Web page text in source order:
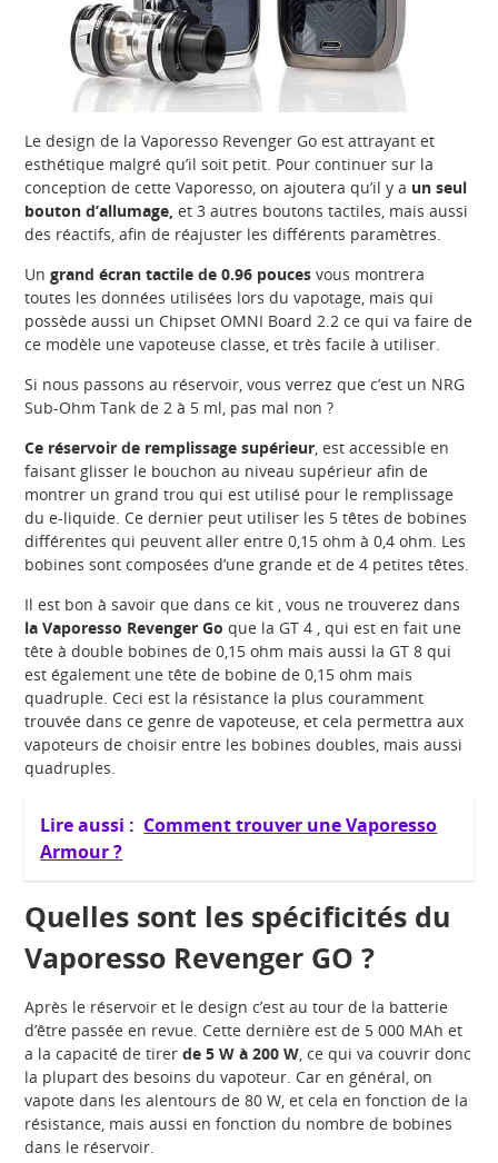
Le design de la Vaporesso Revenger Go est attrayant et
esthétique malgré qu’il soit petit. Pour continuer sur la
conception de cette Vaporesso, on ajoutera qu’il y a un seul
bouton d’allumage, et 3 autres boutons tactiles, mais aussi
des réactifs, afin de réajuster les différents paramètres.
Ungrand écran tactile de 0.96 pouces vous montrera
toutes les données utilisées lors du vapotage, mais qui
possède aussi un Chipset OMNI Board 2.2 ce qui va faire de
ce modèle une vapoteuse classe, et très facile à utiliser.
Si nous passons au réservoir, vous verrez que c’est un NRG
Sub-Ohm Tank de 2 à 5 ml, pas mal non ?
Ce réservoir de remplissage supérieur, est accessible en
faisant glisser le bouchon au niveau supérieur afin de
montrer un grand trou qui est utilisé pour le remplissage
du e-liquide. Ce dernier peut utiliser les 5 têtes de bobines
différentes qui peuvent aller entre 0,15 ohm à 0,4 ohm. Les
bobines sont composées d’une grande et de 4 petites têtes.
Il est bon à savoir que dans ce kit , vous ne trouverez dans
la Vaporesso Revenger Goque la GT 4 , qui est en fait une
tête à double bobines de 0,15 ohm mais aussi la GT 8 qui
est également une tête de bobine de 0,15 ohm mais
quadruple. Ceci est la résistance la plus couramment
trouvée dans ce genre de vapoteuse, et cela permettra aux
vapoteurs de choisir entre les bobines doubles, mais aussi
quadruples.
Lire aussi : Comment trouver une Vaporesso
Armour ?
Quelles sont les spécificités du
Vaporesso Revenger GO ?
Après le réservoir et le design c’est au tour de la batterie
d’être passée en revue. Cette dernière est de 5 000 MAh et
a la capacité de tirerde 5 W à 200 W, ce qui va couvrir donc
la plupart des besoins du vapoteur. Car en général, on
vapote dans les alentours de 80 W, et cela en fonction de la
résistance, mais aussi en fonction du nombre de bobines
dans le réservoir.